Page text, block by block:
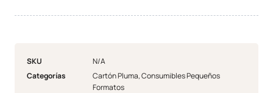
SKU
N/A
Categorías
Cartón Pluma,Consumibles Pequeños
Formatos